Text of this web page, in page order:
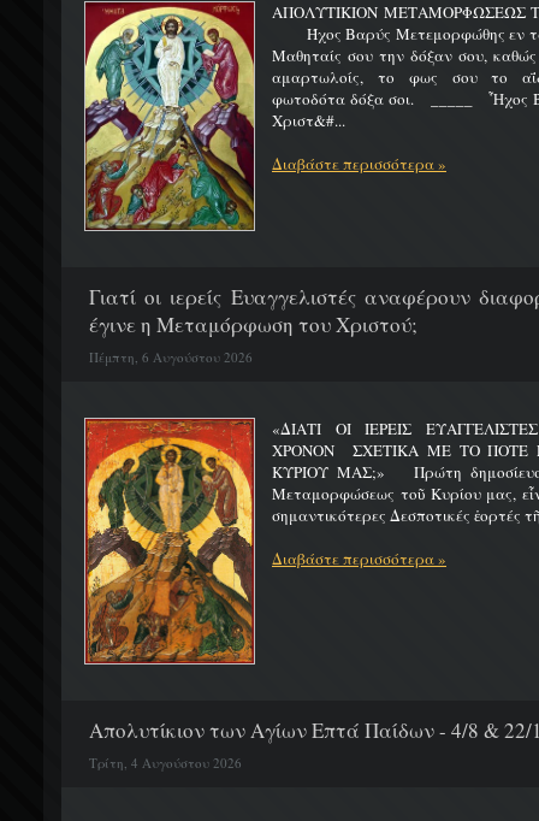
ΑΠΟΛΥΤΙΚΙΟΝ
Ήχος Βαρύς Μετεμορφώθης εν τω
Μαθηταίς σου την δόξαν σου,
αμαρτωλοίς, το φως σου το
φωτοδότα δόξα σοι. _____ Ἦχος
Χριστ&#...
Διαβάστε περισσότερα »
Γιατί οι ιερείς Ευαγγελιστές αναφέρουν
έγινε η Μεταμόρφωση του Χριστού;
Πέμπτη, 6 Αυγούστου 2026
«ΔΙΑΤΙ ΟΙ ΙΕΡΕΙΣ
ΧΡΟΝΟΝ ΣΧΕΤΙΚΑ ΜΕ ΤΟ ΠΟΤΕ
ΚΥΡΙΟΥ ΜΑΣ;» Πρώτη
Μεταμορφώσεως τοῦ Κυρίου μας,
σημαντικότερες Δεσποτικές ἑορτές
Διαβάστε περισσότερα »
Απολυτίκιον των Αγίων Επτά Παίδων - 4/8 & 22/
Τρίτη, 4 Αυγούστου 2026